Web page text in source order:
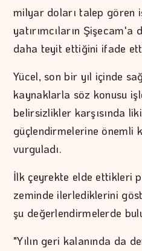
milyar doları talep gören
yatırımcıların Şişecam'a
daha teyit ettiğini ifade
Yücel, son bir yıl içinde
kaynaklarla söz konusu
belirsizlikler karşısında
güçlendirmelerine önemli
vurguladı.
İlk çeyrekte elde ettikleri
zeminde ilerlediklerini
şu değerlendirmelerde
"Yılın geri kalanında da